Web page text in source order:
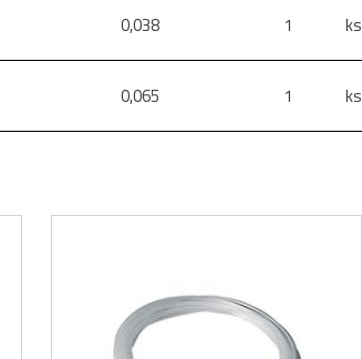
0,038 1 ks
0,065 1 ks